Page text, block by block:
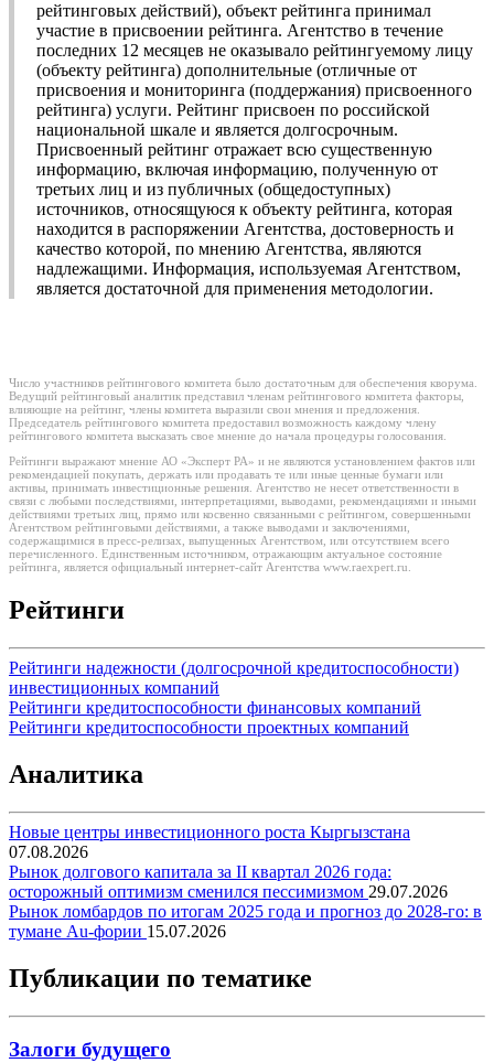
рейтинговых действий), объект рейтинга принимал
участие в присвоении рейтинга. Агентство в течение
последних 12 месяцев не оказывало рейтингуемому лицу
(объекту рейтинга) дополнительные (отличные от
присвоения и мониторинга (поддержания) присвоенного
рейтинга) услуги. Рейтинг присвоен по российской
национальной шкале и является долгосрочным.
Присвоенный рейтинг отражает всю существенную
информацию, включая информацию, полученную от
третьих лиц и из публичных (общедоступных)
источников, относящуюся к объекту рейтинга, которая
находится в распоряжении Агентства, достоверность и
качество которой, по мнению Агентства, являются
надлежащими. Информация, используемая Агентством,
является достаточной для применения методологии.
Число участников рейтингового комитета было достаточным для обеспечения кворума.
Ведущий рейтинговый аналитик представил членам рейтингового комитета факторы,
влияющие на рейтинг, члены комитета выразили свои мнения и предложения.
Председатель рейтингового комитета предоставил возможность каждому члену
рейтингового комитета высказать свое мнение до начала процедуры голосования.
Рейтинги выражают мнение АО «Эксперт РА» и не являются установлением фактов или
рекомендацией покупать, держать или продавать те или иные ценные бумаги или
активы, принимать инвестиционные решения. Агентство не несет ответственности в
связи с любыми последствиями, интерпретациями, выводами, рекомендациями и иными
действиями третьих лиц, прямо или косвенно связанными с рейтингом, совершенными
Агентством рейтинговыми действиями, а также выводами и заключениями,
содержащимися в пресс-релизах, выпущенных Агентством, или отсутствием всего
перечисленного. Единственным источником, отражающим актуальное состояние
рейтинга, является официальный интернет-сайт Агентства www.raexpert.ru.
Рейтинги
Рейтинги надежности (долгосрочной кредитоспособности)
инвестиционных компаний
Рейтинги кредитоспособности финансовых компаний
Рейтинги кредитоспособности проектных компаний
Аналитика
Новые центры инвестиционного роста Кыргызстана
07.08.2026
Рынок долгового капитала за II квартал 2026 года:
осторожный оптимизм сменился пессимизмом 29.07.2026
Рынок ломбардов по итогам 2025 года и прогноз до 2028-го: в
тумане Au-фории 15.07.2026
Публикации по тематике
Залоги будущего